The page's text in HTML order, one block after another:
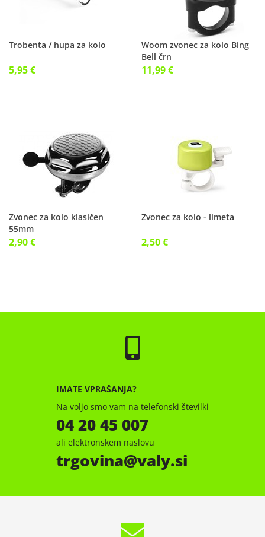
Trobenta / hupa za kolo
5,95 €
Woom zvonec za kolo Bing
Bell črn
11,99 €
Zvonec za kolo klasičen
55mm
2,90 €
Zvonec za kolo - limeta
2,50 €
IMATE VPRAŠANJA?
Na voljo smo vam na telefonski številki
04 20 45 007
ali elektronskem naslovu
trgovina valy.si